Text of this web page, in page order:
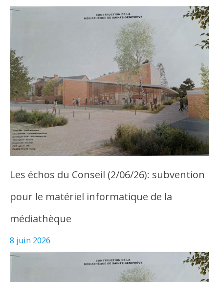
Les échos du Conseil (2/06/26): subvention
pour le matériel informatique de la
médiathèque
8 juin 2026